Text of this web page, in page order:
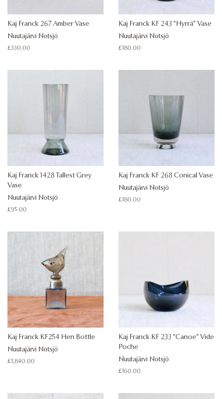
Kaj Franck 267 Amber Vase
Nuutajärvi Notsjö
Regular
£330.00
Kaj Franck KF 243 "Hyrrä" Vase
Nuutajärvi Notsjö
Regular
£180.00
Kaj Franck 1428 Tallest Grey
Vase
Nuutajärvi Notsjö
Regular
£95.00
Kaj Franck KF 268 Conical Vase
Nuutajärvi Notsjö
Regular
£180.00
Kaj Franck KF254 Hen Bottle
Nuutajärvi Notsjö
Regular
£1,840.00
Kaj Franck KF 233 "Canoe" Vide
Poche
Nuutajärvi Notsjö
Regular
£160.00